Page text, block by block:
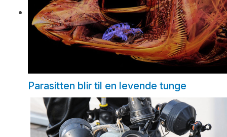
Parasitten blir til en levende tunge